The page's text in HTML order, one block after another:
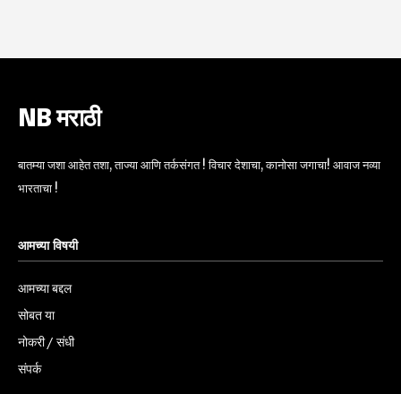
NB मराठी
बातम्या जशा आहेत तशा, ताज्या आणि तर्कसंगत ! विचार देशाचा, कानोसा जगाचा! आवाज नव्या
भारताचा !
आमच्या विषयी
आमच्या बद्दल
सोबत या
नोकरी / संधी
संपर्क